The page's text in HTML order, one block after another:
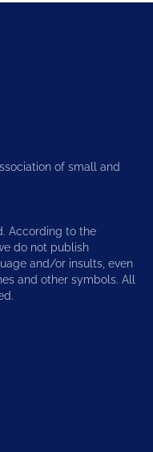
of small and
According to the
do not publish
and/or insults, even
and other symbols. All